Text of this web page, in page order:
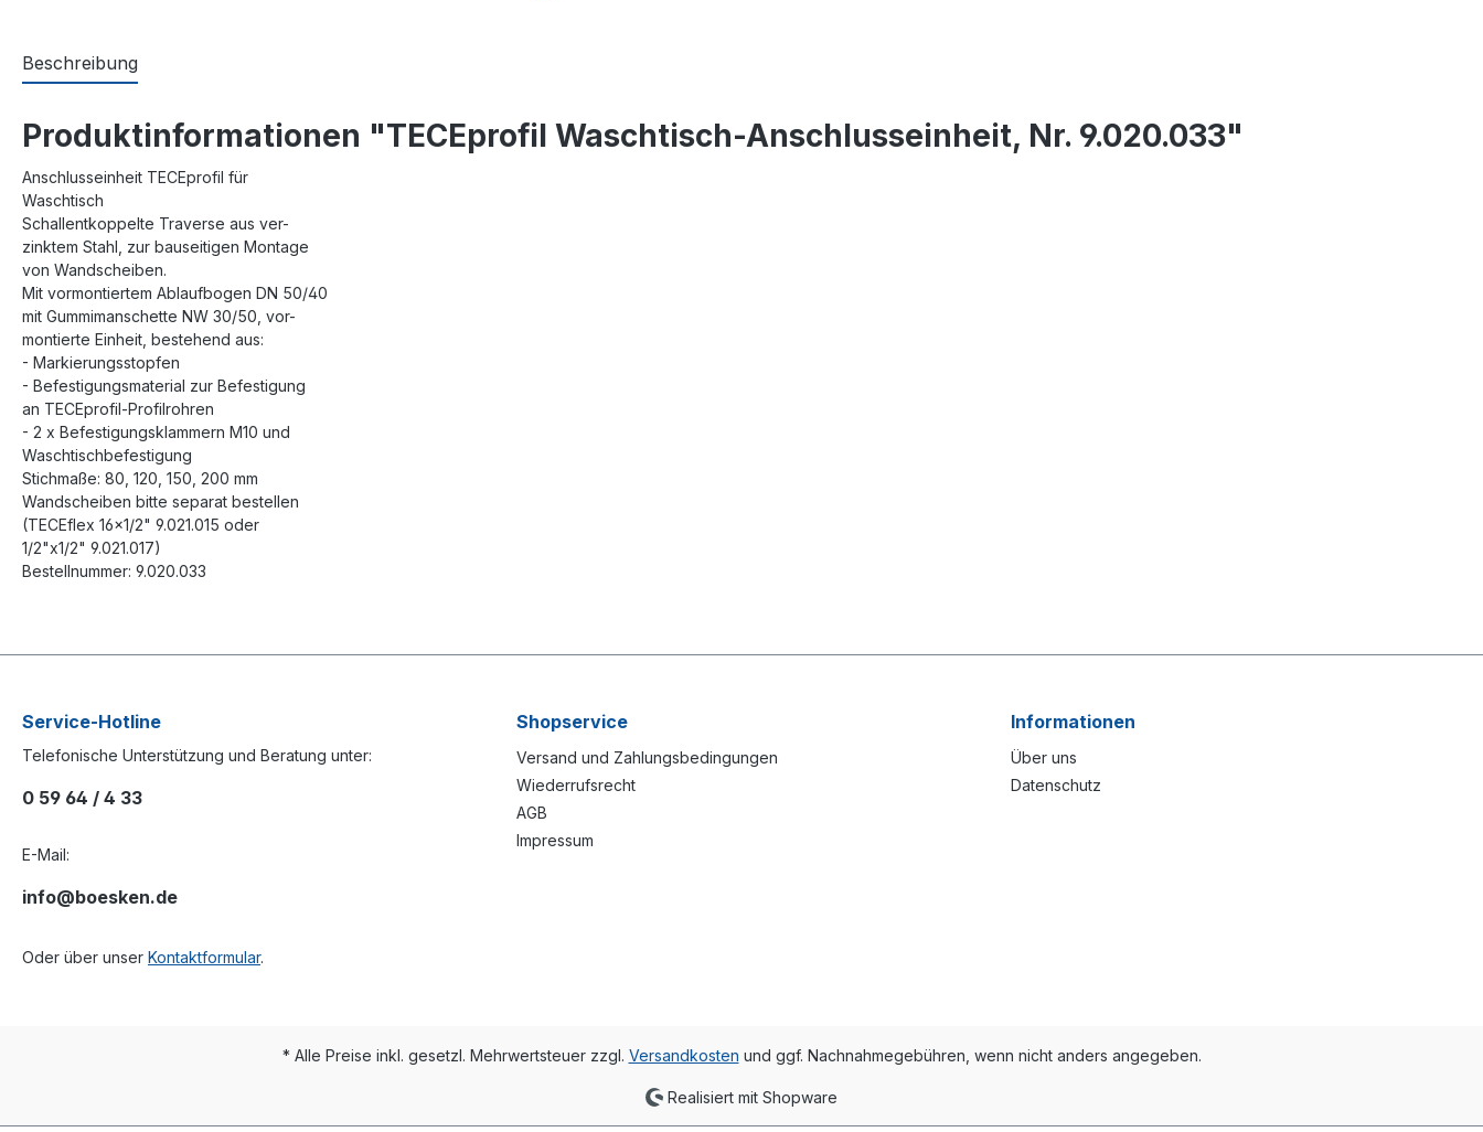
Beschreibung
Produktinformationen "TECEprofil Waschtisch-Anschlusseinheit, Nr. 9.020.033"
Anschlusseinheit TECEprofil für
Waschtisch
Schallentkoppelte Traverse aus ver-
zinktem Stahl, zur bauseitigen Montage
von Wandscheiben.
Mit vormontiertem Ablaufbogen DN 50/40
mit Gummimanschette NW 30/50, vor-
montierte Einheit, bestehend aus:
- Markierungsstopfen
- Befestigungsmaterial zur Befestigung
an TECEprofil-Profilrohren
- 2 x Befestigungsklammern M10 und
Waschtischbefestigung
Stichmaße: 80, 120, 150, 200 mm
Wandscheiben bitte separat bestellen
(TECEflex 16x1/2" 9.021.015 oder
1/2"x1/2" 9.021.017)
Bestellnummer: 9.020.033
Service-Hotline
Telefonische Unterstützung und Beratung unter:
0 59 64 / 4 33
E-Mail:
info@boesken.de
Oder über unser Kontaktformular.
Shopservice
Versand und Zahlungsbedingungen
Wiederrufsrecht
AGB
Impressum
Informationen
Über uns
Datenschutz
* Alle Preise inkl. gesetzl. Mehrwertsteuer zzgl. Versandkosten und ggf. Nachnahmegebühren, wenn nicht anders angegeben.
Realisiert mit Shopware